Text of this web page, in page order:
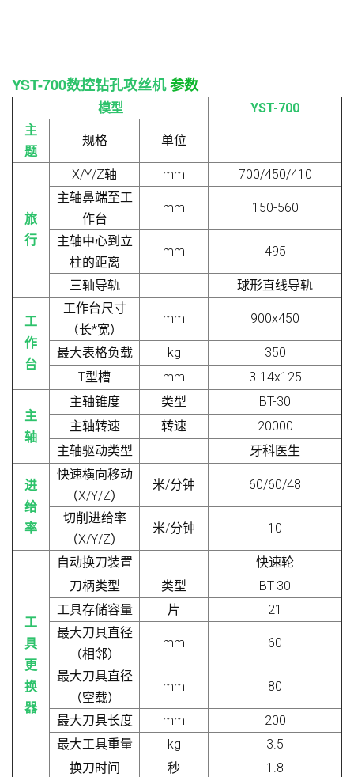
YST-700数控钻孔攻丝机参数
模型
YST-700
主
题
规格 单位
旅
行
X/Y/Z轴 mm
700/450/410
主轴鼻端至工
作台
mm 150-560
主轴中心到立
柱的距离
mm 495
三轴导轨 球形直线导轨
工
作
台
工作台尺寸
（长*宽）
mm 900x450
最大表格负载 kg
350
T型槽
mm 3-14x125
主
轴
主轴锥度 类型
BT-30
主轴转速
转速
20000
主轴驱动类型
牙科医生
进
给
率
快速横向移动
（X/Y/Z）
米/分钟 60/60/48
切削进给率
（X/Y/Z）
米/分钟 10
工
具
更
换
器
自动换刀装置
快速轮
刀柄类型
类型
BT-30
工具存储容量
片
21
最大刀具直径
（相邻）
mm 60
最大刀具直径
（空载）
mm 80
最大刀具长度 mm
200
最大工具重量
kg
3.5
换刀时间
秒
1.8